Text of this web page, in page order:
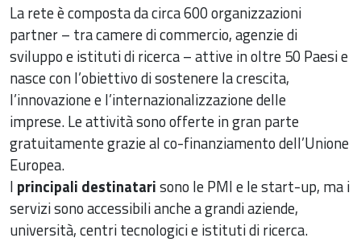
La rete è composta da circa 600 organizzazioni
partner – tra camere di commercio, agenzie di
sviluppo e istituti di ricerca – attive in oltre 50 Paesi e
nasce con l’obiettivo di sostenere la crescita,
l’innovazione e l’internazionalizzazione delle
imprese. Le attività sono offerte in gran parte
gratuitamente grazie al co-finanziamento dell’Unione
Europea.
I principali destinatarisono le PMI e le start-up, ma i
servizi sono accessibili anche a grandi aziende,
università, centri tecnologici e istituti di ricerca.